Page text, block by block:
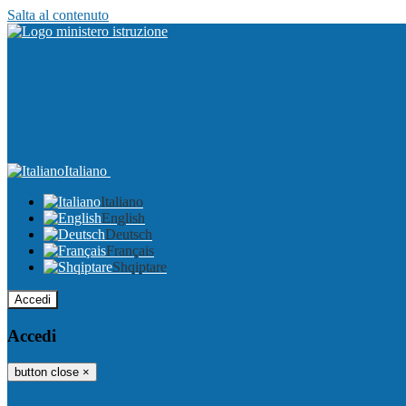
Salta al contenuto
Italiano
Italiano
English
Deutsch
Français
Shqiptare
Accedi
Accedi
button close ×